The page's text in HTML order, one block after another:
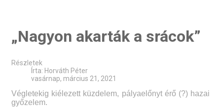
„Nagyon akarták a srácok”
Részletek
Írta: Horváth Péter
vasárnap, március 21, 2021
Végletekig kiélezett küzdelem, pályaelőnyt érő (?) hazai
győzelem.